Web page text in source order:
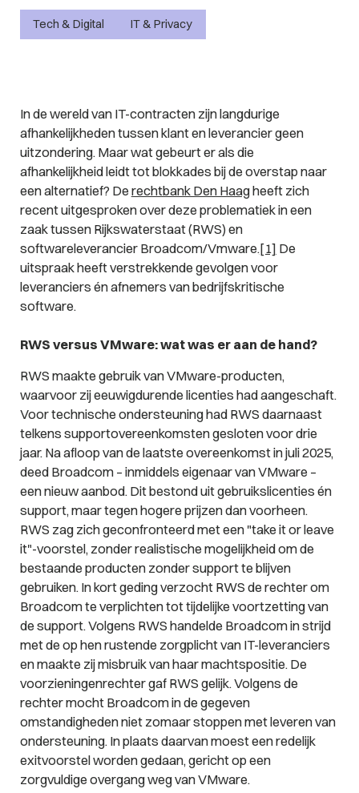
Tech & Digital IT & Privacy
In de wereld van IT-contracten zijn langdurige
afhankelijkheden tussen klant en leverancier geen
uitzondering. Maar wat gebeurt er als die
afhankelijkheid leidt tot blokkades bij de overstap naar
een alternatief? De rechtbank Den Haagheeft zich
recent uitgesproken over deze problematiek in een
zaak tussen Rijkswaterstaat (RWS) en
softwareleverancier Broadcom/Vmware.[1] De
uitspraak heeft verstrekkende gevolgen voor
leveranciers én afnemers van bedrijfskritische
software.
RWS versus VMware: wat was er aan de hand?
RWS maakte gebruik van VMware-producten,
waarvoor zij eeuwigdurende licenties had aangeschaft.
Voor technische ondersteuning had RWS daarnaast
telkens supportovereenkomsten gesloten voor drie
jaar. Na afloop van de laatste overeenkomst in juli 2025,
deed Broadcom – inmiddels eigenaar van VMware –
een nieuw aanbod. Dit bestond uit gebruikslicenties én
support, maar tegen hogere prijzen dan voorheen.
RWS zag zich geconfronteerd met een "take it or leave
it"-voorstel, zonder realistische mogelijkheid om de
bestaande producten zonder support te blijven
gebruiken. In kort geding verzocht RWS de rechter om
Broadcom te verplichten tot tijdelijke voortzetting van
de support. Volgens RWS handelde Broadcom in strijd
met de op hen rustende zorgplicht van IT-leveranciers
en maakte zij misbruik van haar machtspositie. De
voorzieningenrechter gaf RWS gelijk. Volgens de
rechter mocht Broadcom in de gegeven
omstandigheden niet zomaar stoppen met leveren van
ondersteuning. In plaats daarvan moest een redelijk
exitvoorstel worden gedaan, gericht op een
zorgvuldige overgang weg van VMware.